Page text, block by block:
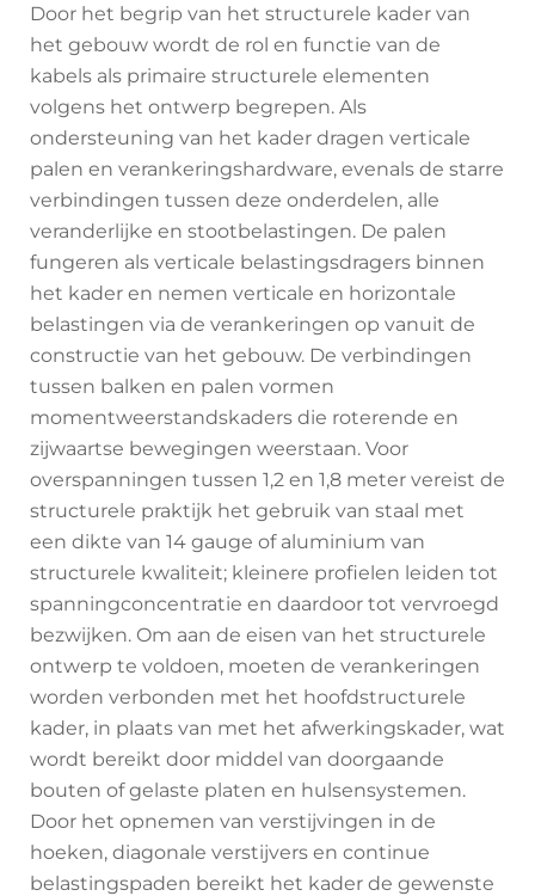
Door het begrip van het structurele kader van
het gebouw wordt de rol en functie van de
kabels als primaire structurele elementen
volgens het ontwerp begrepen. Als
ondersteuning van het kader dragen verticale
palen en verankeringshardware, evenals de starre
verbindingen tussen deze onderdelen, alle
veranderlijke en stootbelastingen. De palen
fungeren als verticale belastingsdragers binnen
het kader en nemen verticale en horizontale
belastingen via de verankeringen op vanuit de
constructie van het gebouw. De verbindingen
tussen balken en palen vormen
momentweerstandskaders die roterende en
zijwaartse bewegingen weerstaan. Voor
overspanningen tussen 1,2 en 1,8 meter vereist de
structurele praktijk het gebruik van staal met
een dikte van 14 gauge of aluminium van
structurele kwaliteit; kleinere profielen leiden tot
spanningconcentratie en daardoor tot vervroegd
bezwijken. Om aan de eisen van het structurele
ontwerp te voldoen, moeten de verankeringen
worden verbonden met het hoofdstructurele
kader, in plaats van met het afwerkingskader, wat
wordt bereikt door middel van doorgaande
bouten of gelaste platen en hulsensystemen.
Door het opnemen van verstijvingen in de
hoeken, diagonale verstijvers en continue
belastingspaden bereikt het kader de gewenste